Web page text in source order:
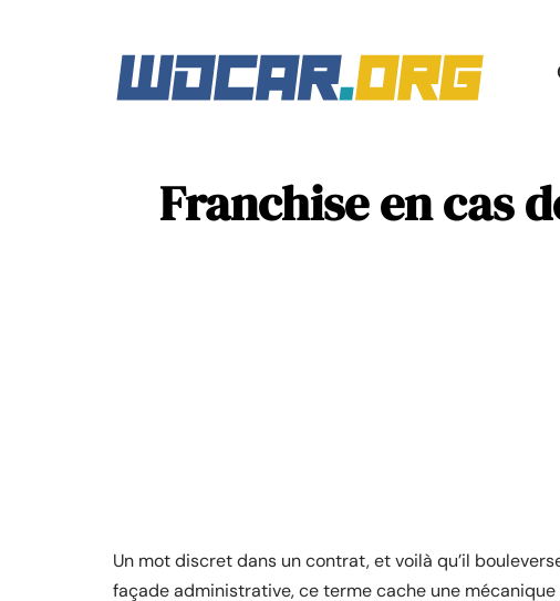
Franchise en cas
Un mot discret dans un contrat, et voilà qu’il
façade administrative, ce terme cache une